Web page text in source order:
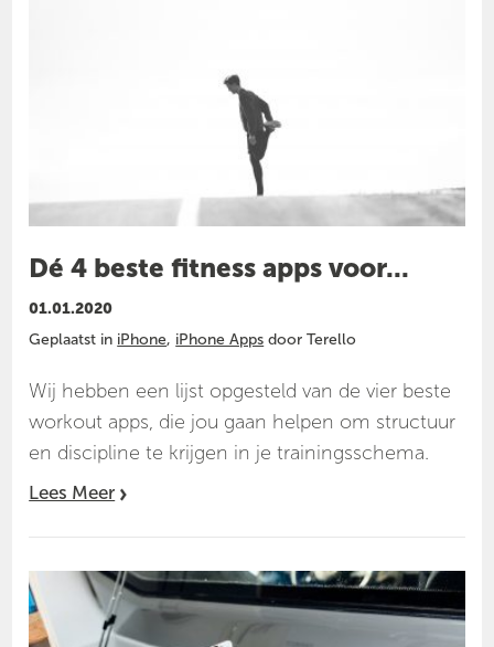
Dé 4 beste fitness apps voor...
01.01.2020
Geplaatst in iPhone, iPhone Apps door Terello
Wij hebben een lijst opgesteld van de vier beste
workout apps, die jou gaan helpen om structuur
en discipline te krijgen in je trainingsschema.
Lees Meer